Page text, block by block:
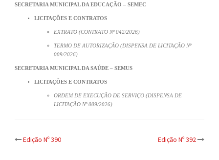
SECRETARIA MUNICIPAL DA EDUCAÇÃO – SEMEC
LICITAÇÕES E CONTRATOS
EXTRATO (CONTRATO Nº 042/2026)
TERMO DE AUTORIZAÇÃO (DISPENSA DE LICITAÇÃO Nº
009/2026)
SECRETARIA MUNICIPAL DA SAÚDE – SEMUS
LICITAÇÕES E CONTRATOS
ORDEM DE EXECUÇÃO DE SERVIÇO (DISPENSA DE
LICITAÇÃO Nº 009/2026)
Post
Edição Nº 390 Edição Nº 392